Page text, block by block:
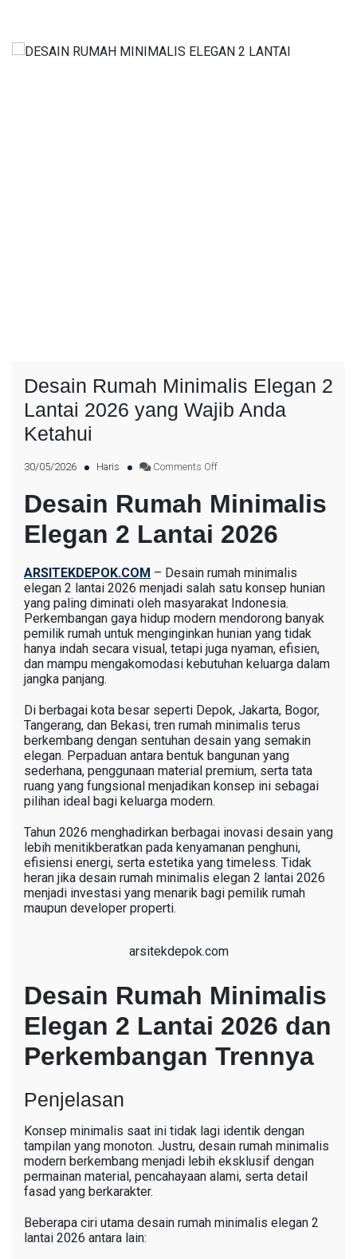
Desain Rumah Minimalis Elegan 2
Lantai 2026 yang Wajib Anda
Ketahui
30/05/2026 Haris Comments Off
Desain Rumah Minimalis
Elegan 2 Lantai 2026
ARSITEKDEPOK.COM – Desain rumah minimalis
elegan 2 lantai 2026 menjadi salah satu konsep hunian
yang paling diminati oleh masyarakat Indonesia.
Perkembangan gaya hidup modern mendorong banyak
pemilik rumah untuk menginginkan hunian yang tidak
hanya indah secara visual, tetapi juga nyaman, efisien,
dan mampu mengakomodasi kebutuhan keluarga dalam
jangka panjang.
Di berbagai kota besar seperti Depok, Jakarta, Bogor,
Tangerang, dan Bekasi, tren rumah minimalis terus
berkembang dengan sentuhan desain yang semakin
elegan. Perpaduan antara bentuk bangunan yang
sederhana, penggunaan material premium, serta tata
ruang yang fungsional menjadikan konsep ini sebagai
pilihan ideal bagi keluarga modern.
Tahun 2026 menghadirkan berbagai inovasi desain yang
lebih menitikberatkan pada kenyamanan penghuni,
efisiensi energi, serta estetika yang timeless. Tidak
heran jika desain rumah minimalis elegan 2 lantai 2026
menjadi investasi yang menarik bagi pemilik rumah
maupun developer properti.
arsitekdepok.com
Desain Rumah Minimalis
Elegan 2 Lantai 2026 dan
Perkembangan Trennya
Penjelasan
Konsep minimalis saat ini tidak lagi identik dengan
tampilan yang monoton. Justru, desain rumah minimalis
modern berkembang menjadi lebih eksklusif dengan
permainan material, pencahayaan alami, serta detail
fasad yang berkarakter.
Beberapa ciri utama desain rumah minimalis elegan 2
lantai 2026 antara lain: